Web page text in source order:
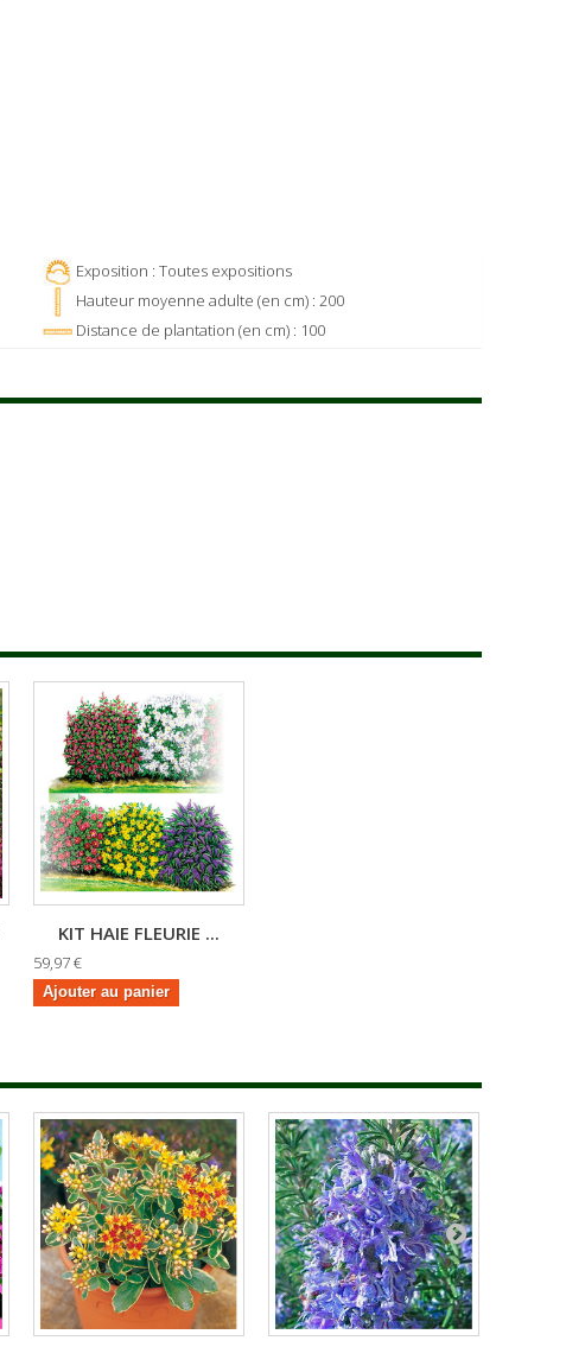
Exposition : Toutes expositions
Hauteur moyenne adulte (en cm) : 200
Distance de plantation (en cm) : 100
KIT HAIE FLEURIE ...
59,97 €
Ajouter au panier